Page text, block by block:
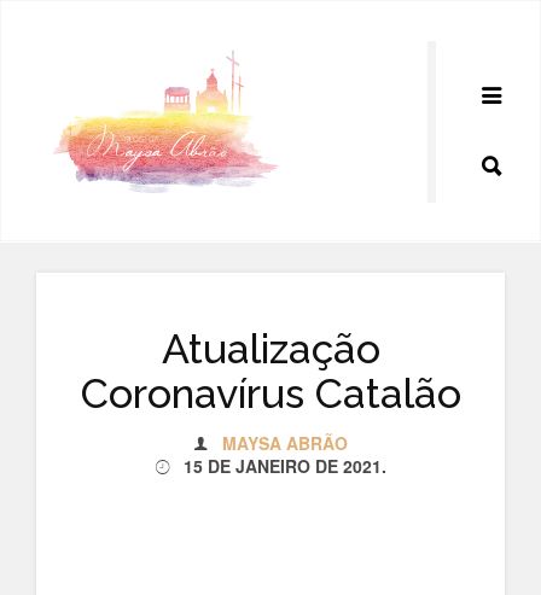
Atualização
Coronavírus Catalão
MAYSA ABRÃO
15 DE JANEIRO DE 2021.